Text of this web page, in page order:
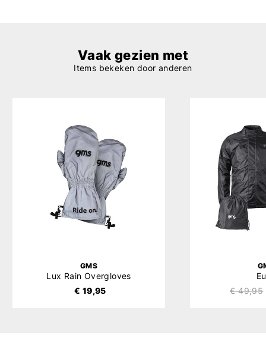
Vaak gezien met
Items bekeken door anderen
GMS
Lux Rain Overgloves
€ 19,95
€ 49,95